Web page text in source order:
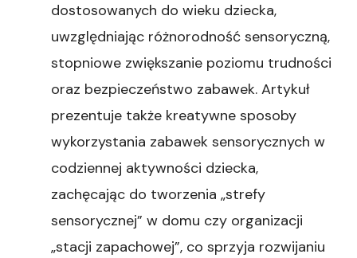
dostosowanych do wieku dziecka,
uwzględniając różnorodność sensoryczną,
stopniowe zwiększanie poziomu trudności
oraz bezpieczeństwo zabawek. Artykuł
prezentuje także kreatywne sposoby
wykorzystania zabawek sensorycznych w
codziennej aktywności dziecka,
zachęcając do tworzenia „strefy
sensorycznej” w domu czy organizacji
„stacji zapachowej”, co sprzyja rozwijaniu